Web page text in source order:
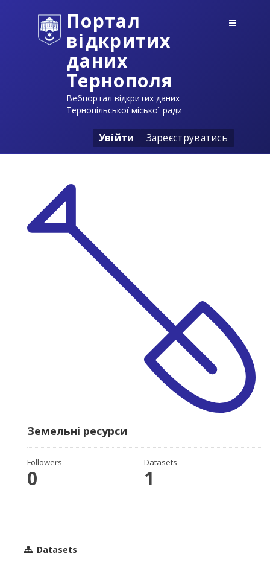
Портал
відкритих
даних
Тернополя
Вебпортал відкритих даних
Тернопільської міської ради
Увійти Зареєструватись
Земельні ресурси
Followers
0
Datasets
1
Datasets